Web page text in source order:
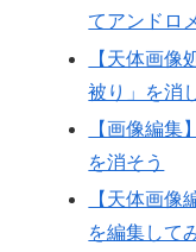
てアンドロ
【天体画
被り」を消
【画像編
を消そう
【天体画像
を編集して